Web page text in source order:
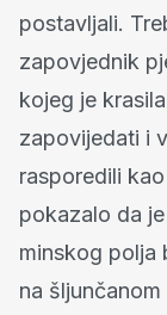
postavljali.
zapovjednik
kojeg je
zapovijedati i
rasporedili
pokazalo da
minskog polja
na